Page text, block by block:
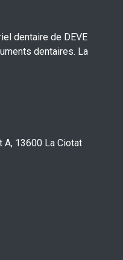
dentaire de DEVE
dentaires. La
A, 13600 La Ciotat